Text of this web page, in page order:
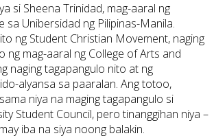
si Sheena Trinidad, mag-aaral ng
sa Unibersidad ng Pilipinas-Manila.
ng Student Christian Movement, naging
ng mag-aaral ng College of Arts and
naging tagapangulo nito at ng
alyansa sa paaralan. Ang totoo,
niya na maging tagapangulo si
Student Council, pero tinanggihan niya –
iba na siya noong balakin.